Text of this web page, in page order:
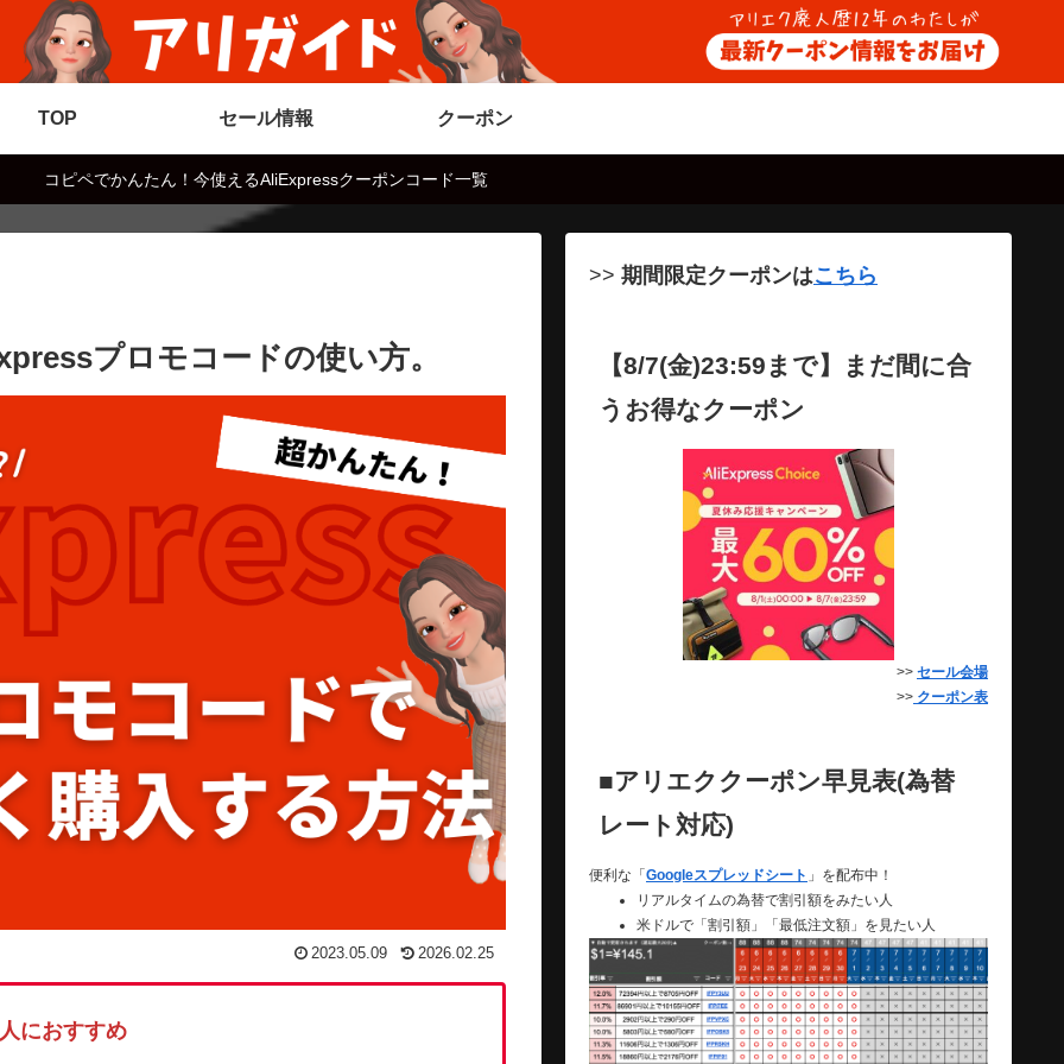
TOP セール情報 クーポン
コピペでかんたん！今使えるAliExpressクーポンコード一覧
プロモコードの使い方。
2023.05.09 2026.02.25
におすすめ
>> 期間限定クーポンはこちら
【8/7(金)23:59まで】まだ間に合
うお得なクーポン
>> セール会場
>> クーポン表
■アリエククーポン早見表(為替
レート対応)
便利な「 Googleスプレッドシート 」を配布中！
リアルタイムの為替で割引額をみたい人
米ドルで「割引額」「最低注文額」を見たい人